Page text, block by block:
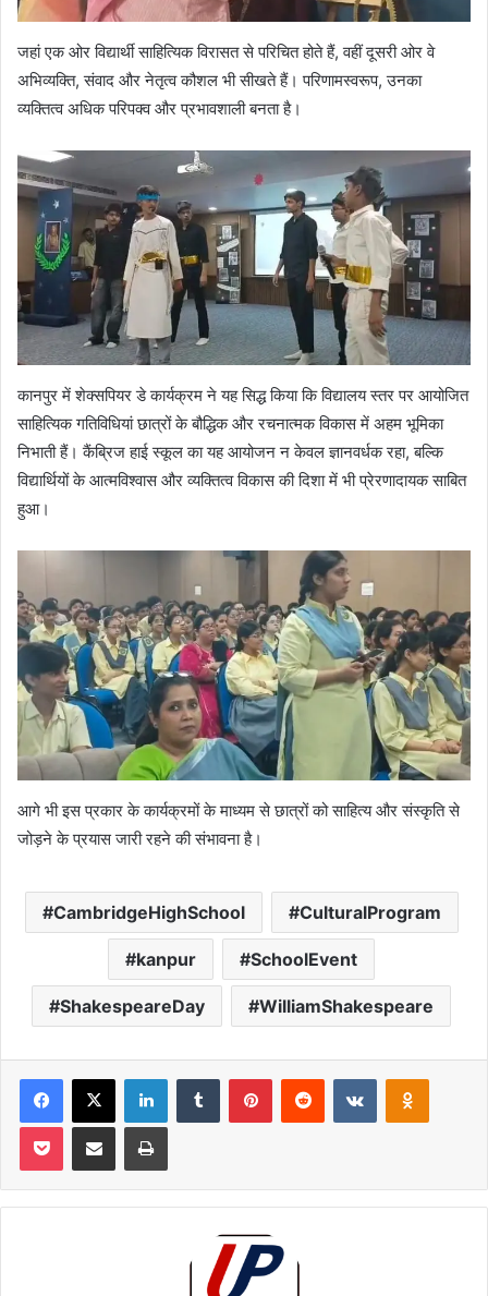
जहां एक ओर विद्यार्थी साहित्यिक विरासत से परिचित होते हैं, वहीं दूसरी ओर वे
अभिव्यक्ति, संवाद और नेतृत्व कौशल भी सीखते हैं। परिणामस्वरूप, उनका
व्यक्तित्व अधिक परिपक्व और प्रभावशाली बनता है।
कानपुर में शेक्सपियर डे कार्यक्रम ने यह सिद्ध किया कि विद्यालय स्तर पर आयोजित
साहित्यिक गतिविधियां छात्रों के बौद्धिक और रचनात्मक विकास में अहम भूमिका
निभाती हैं। कैंब्रिज हाई स्कूल का यह आयोजन न केवल ज्ञानवर्धक रहा, बल्कि
विद्यार्थियों के आत्मविश्वास और व्यक्तित्व विकास की दिशा में भी प्रेरणादायक साबित
हुआ।
आगे भी इस प्रकार के कार्यक्रमों के माध्यम से छात्रों को साहित्य और संस्कृति से
जोड़ने के प्रयास जारी रहने की संभावना है।
CambridgeHighSchool CulturalProgram
kanpur SchoolEvent
ShakespeareDay WilliamShakespeare
Facebook
X LinkedInTumblr PinterestReddit VKontakte
Pocket Share via Email Print